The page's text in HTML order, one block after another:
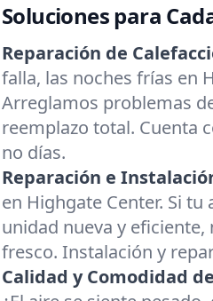
Soluciones para
Reparación de
falla, las noches frías en
Arreglamos problemas
reemplazo total. Cuenta
no días.
Reparación e
en Highgate Center. Si
unidad nueva y
fresco. Instalación y
Calidad y Comodidad